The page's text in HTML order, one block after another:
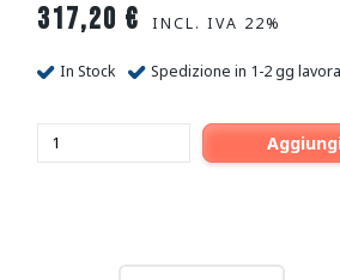
317,20 € INCL. IVA 22%
In Stock Spedizione in 1-2 gg